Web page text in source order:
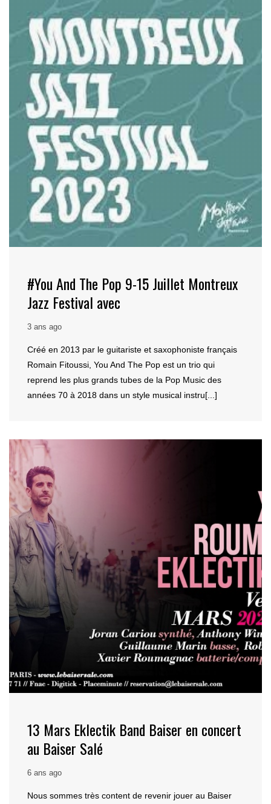
#You And The Pop 9-15 Juillet Montreux
Jazz Festival avec
3 ans ago
Créé en 2013 par le guitariste et saxophoniste français
Romain Fitoussi, You And The Pop est un trio qui
reprend les plus grands tubes de la Pop Music des
années 70 à 2018 dans un style musical instru[...]
13 Mars Eklectik Band Baiser en concert
au Baiser Salé
6 ans ago
Nous sommes très content de revenir jouer au Baiser